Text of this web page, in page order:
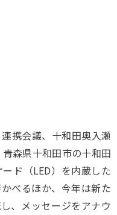
携会議、十和田奥入瀬
森県十和田市の十和田
ド（LED）を内蔵した
べるほか、今年は新た
、メッセージをアナウ